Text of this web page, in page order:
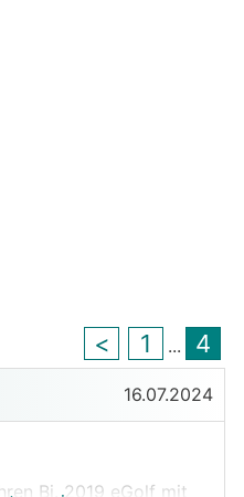
< 1 ... 4
16.07.2024
Bj. 2019 eGolf mit